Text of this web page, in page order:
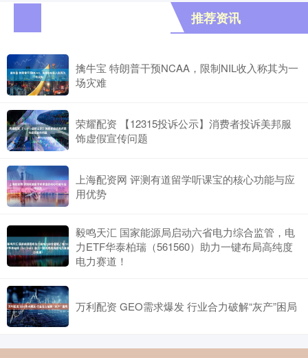
推荐资讯
擒牛宝 特朗普干预NCAA，限制NIL收入称其为一
场灾难
荣耀配资 【12315投诉公示】消费者投诉美邦服
饰虚假宣传问题
上海配资网 评测有道留学听课宝的核心功能与应
用优势
毅鸣天汇 国家能源局启动六省电力综合监管，电
力ETF华泰柏瑞（561560）助力一键布局高纯度
电力赛道！
万利配资 GEO需求爆发 行业合力破解“灰产”困局